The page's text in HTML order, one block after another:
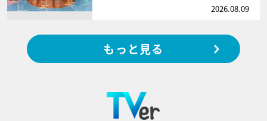
2026.08.09
もっと見る